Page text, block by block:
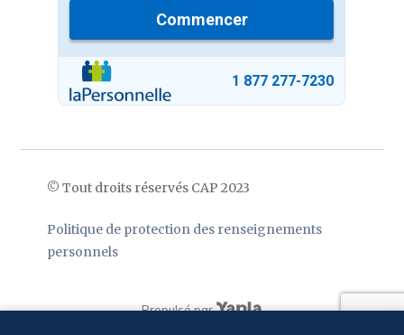
© Tout droits réservés CAP 2023
Politique de protection des renseignements
personnels
Propulsé par